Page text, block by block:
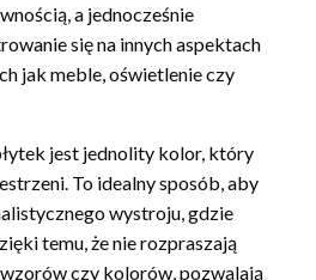
a jednocześnie
się na innych aspektach
jak meble, oświetlenie czy
jest jednolity kolor, który
To idealny sposób, aby
wystroju, gdzie
temu, że nie rozpraszają
czy kolorów, pozwalają